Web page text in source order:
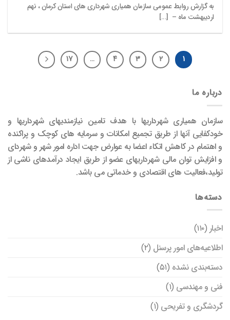
به گزارش روابط عمومی سازمان همیاری شهرداری های استان کرمان ، نهم
اردیبهشت ماه – [...]
۱ ۲ ۳ ۴ … ۱۷
درباره ما
سازمان همیاری شهرداریها با هدف تامین نیازمندیهای شهرداریها و
خودکفایی آنها از طریق تجمیع امکانات و سرمایه های کوچک و پراکنده
و اهتمام در کاهش اتکاء اعضا به عوارض جهت اداره امور شهر و شهردای
و افزایش توان مالی شهرداریهای عضو از طریق ایجاد درآمدهای ناشی از
تولید،فعالیت های اقتصادی و خدماتی می باشد.
دسته‌ها
اخبار (۱۱۰)
اطلاعیه‌های امور پرسنل (۲)
دسته‌بندی نشده (۵۱)
فنی و مهندسی (۱)
گردشگری و تفریحی (۱)